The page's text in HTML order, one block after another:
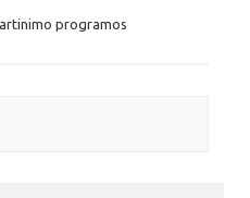
programos